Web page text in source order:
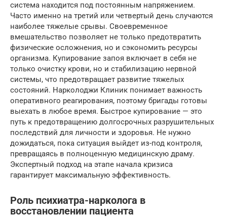
система находится под постоянным напряжением.
Часто именно на третий или четвертый день случаются
наиболее тяжелые срывы. Своевременное
вмешательство позволяет не только предотвратить
физические осложнения, но и сэкономить ресурсы
организма. Купирование запоя включает в себя не
только очистку крови, но и стабилизацию нервной
системы, что предотвращает развитие тяжелых
состояний. Нарколоджи Клиник понимает важность
оперативного реагирования, поэтому бригады готовы
выехать в любое время. Быстрое купирование — это
путь к предотвращению долгосрочных разрушительных
последствий для личности и здоровья. Не нужно
дожидаться, пока ситуация выйдет из-под контроля,
превращаясь в полноценную медицинскую драму.
Экспертный подход на этапе начала кризиса
гарантирует максимальную эффективность.
Роль психиатра-нарколога в
восстановлении пациента